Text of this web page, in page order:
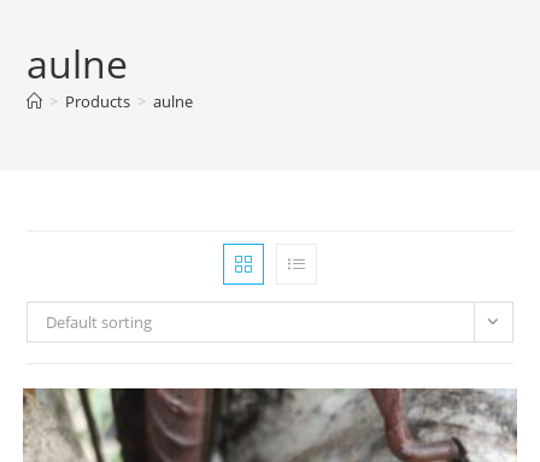
aulne
> Products > aulne
Default sorting